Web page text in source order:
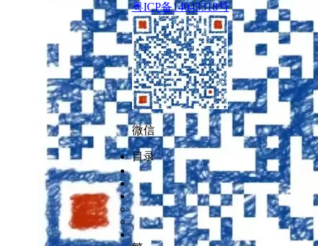
粤ICP备14043318号
微信
目录